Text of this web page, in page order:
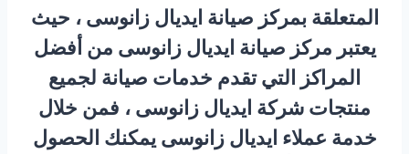
المتعلقة بمركز صيانة ايديال زانوسى ، حيث
يعتبر مركز صيانة ايديال زانوسى من أفضل
المراكز التي تقدم خدمات صيانة لجميع
منتجات شركة ايديال زانوسى ، فمن خلال
خدمة عملاء ايديال زانوسى يمكنك الحصول